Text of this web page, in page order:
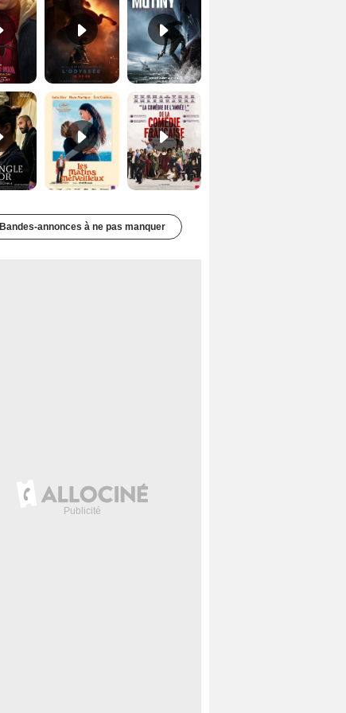
Les Matins merveilleux Bande-annonce VF De la Comédie-Française Teaser VF
Bandes-annonces à ne pas manquer